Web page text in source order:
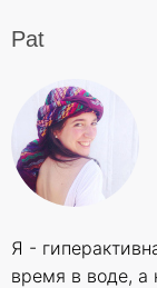
가까운 지사 검색
회사 소개
사업 부문
글로벌 인재 채용
Pat
Я -
время в воде,